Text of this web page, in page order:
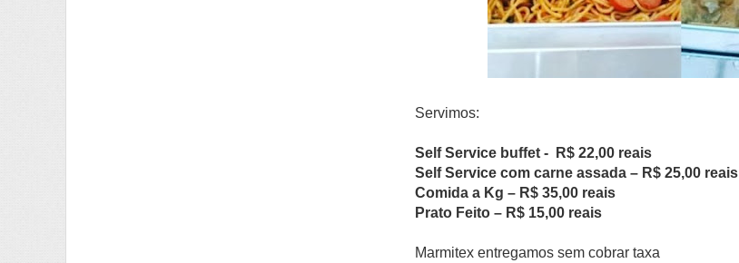
Servimos:
Self Service buffet - R$ 22,00 reais
Self Service com carne assada – R$ 25,00 reais
Comida a Kg – R$ 35,00 reais
Prato Feito – R$ 15,00 reais
Marmitex entregamos sem cobrar taxa